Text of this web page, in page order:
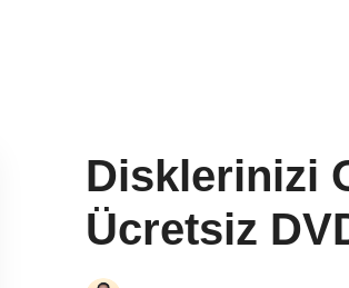
Disklerinizi
Ücretsiz